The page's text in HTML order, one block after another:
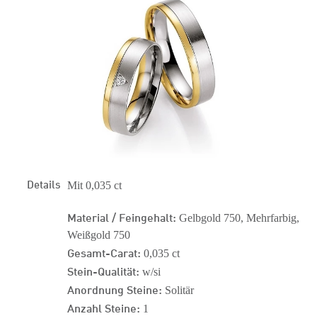
Details Mit 0,035 ct
Material / Feingehalt: Gelbgold 750, Mehrfarbig,
Weißgold 750
Gesamt-Carat: 0,035 ct
Stein-Qualität: w/si
Anordnung Steine: Solitär
Anzahl Steine: 1